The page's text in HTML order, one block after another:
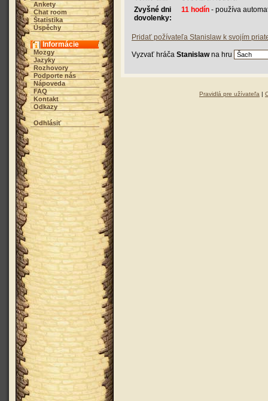
Ankety
Chat room
Štatistika
Úspěchy
Informácie
Mozgy
Jazyky
Rozhovory
Podporte nás
Nápoveda
FAQ
Kontakt
Odkazy
Odhlásiť
Zvyšné dni
dovolenky:
11 hodín - používa
Pridať požívateľa Stanislaw k svojím
Vyzvať hráča Stanislawna hru
Pravidlá pre užívateľa |